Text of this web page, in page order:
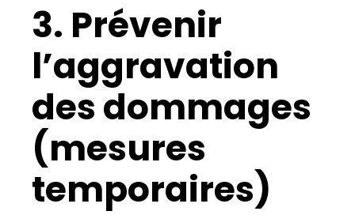
3. Prévenir
l’aggravation
des dommages
(mesures
temporaires)